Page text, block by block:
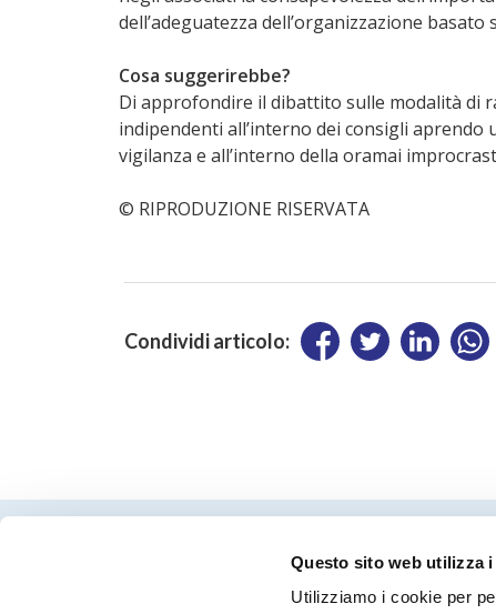
Questo sito web utilizza
Utilizziamo i cookie per
dell’adeguatezza dell’organizzazione basato
Cosa suggerirebbe?
Di approfondire il dibattito sulle modalità di
indipendenti all’interno dei consigli
vigilanza e all’interno della oramai
© RIPRODUZIONE RISERVATA
Condividi articolo: